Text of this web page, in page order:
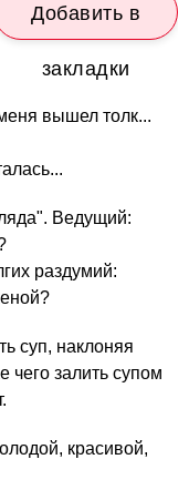
Добавить в
закладки
вышел толк...
Ведущий:
раздумий:
суп, наклоняя
чего залить супом
красивой,